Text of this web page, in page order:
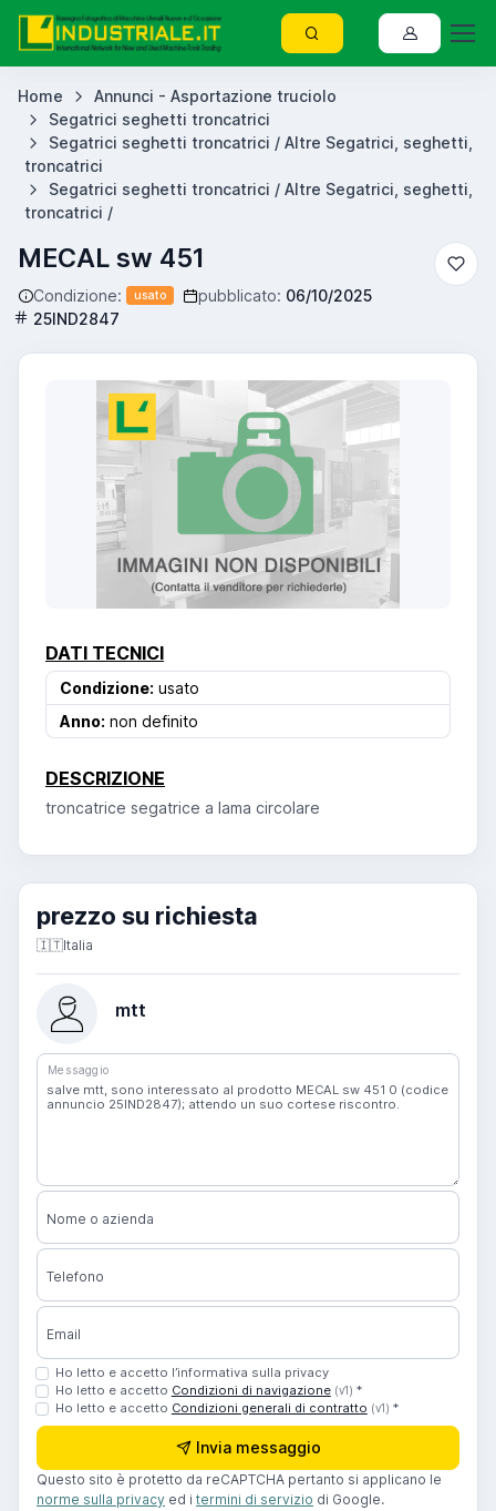
Home
Annunci - Asportazione truciolo
Segatrici seghetti troncatrici
Segatrici seghetti troncatrici / Altre Segatrici, seghetti,
troncatrici
Segatrici seghetti troncatrici / Altre Segatrici, seghetti,
troncatrici /
MECAL sw 451
Condizione: usato pubblicato: 06/10/2025
25IND2847
DATI TECNICI
Condizione: usato
Anno: non definito
DESCRIZIONE
troncatrice segatrice a lama circolare
prezzo su richiesta
🇮🇹Italia
mtt
Messaggio
Nome o azienda
Telefono
Email
Ho letto e accetto l’informativa sulla privacy
Ho letto e accetto Condizioni di navigazione (v1) *
Ho letto e accetto Condizioni generali di contratto (v1) *
Invia messaggio
Questo sito è protetto da reCAPTCHA pertanto si applicano le
norme sulla privacy ed i termini di servizio di Google.